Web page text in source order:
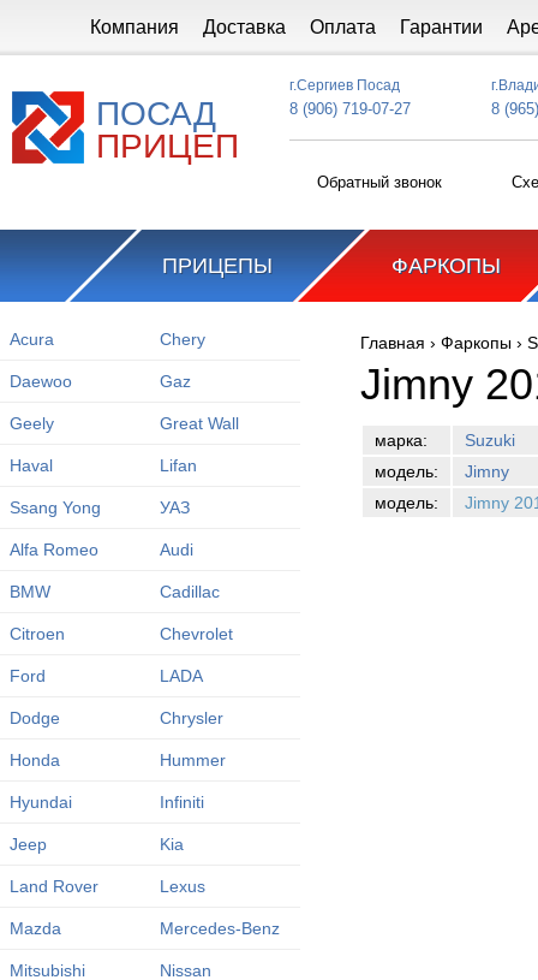
Компания Доставка Оплата Гарантии
ПОСАД
ПРИЦЕП
г.Сергиев Посад
8 (906) 719-07-27 8
Обратный звонок
ПРИЦЕПЫ ФАРКОПЫ
Acura Chery
Daewoo Gaz
Geely Great Wall
Haval Lifan
Ssang Yong УАЗ
Alfa Romeo Audi
BMW Cadillac
Citroen Chevrolet
Ford LADA
Dodge Chrysler
Honda Hummer
Hyundai Infiniti
Jeep Kia
Land Rover Lexus
Mazda Mercedes-Benz
Mitsubishi Nissan
Вы здесь
Главная › Фаркопы ›
Jimny
марка:
Suzuki
модель:
Jimny
модель:
Jimny